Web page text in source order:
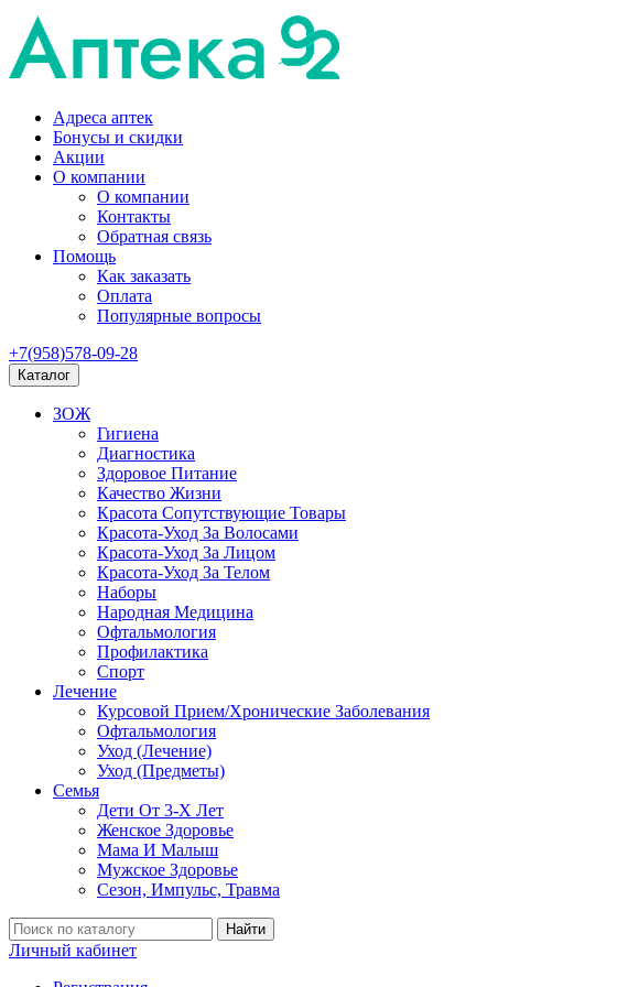
Адреса аптек
Бонусы и скидки
Акции
О компании
О компании
Контакты
Обратная связь
Помощь
Как заказать
Оплата
Популярные вопросы
+7(958)578-09-28
Каталог
ЗОЖ
Гигиена
Диагностика
Здоровое Питание
Качество Жизни
Красота Сопутствующие Товары
Красота-Уход За Волосами
Красота-Уход За Лицом
Красота-Уход За Телом
Наборы
Народная Медицина
Офтальмология
Профилактика
Спорт
Лечение
Курсовой Прием/Хронические Заболевания
Офтальмология
Уход (Лечение)
Уход (Предметы)
Семья
Дети От 3-Х Лет
Женское Здоровье
Мама И Малыш
Мужское Здоровье
Сезон, Импульс, Травма
Найти
Личный кабинет